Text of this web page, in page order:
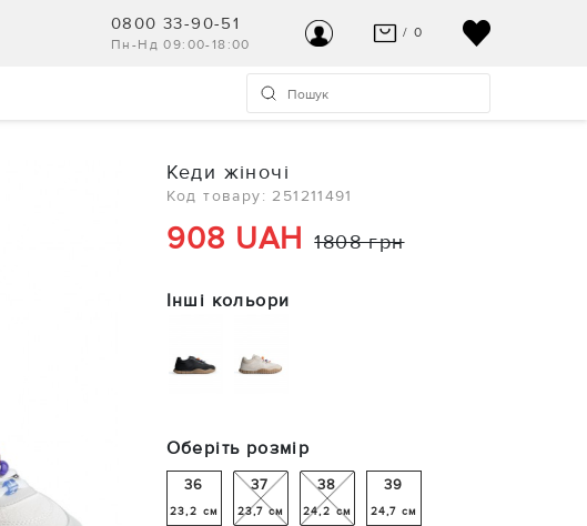
0800 33-90-51
Пн-Нд 09:00-18:00
/ 0
ВАШ КОШИК ПУСТИЙ
ПЕРЕГЛЯНУТИ
Кеди жіночі
Код товару: 251211491
908 UAH 1808 грн
Інші кольори
Оберіть розмір
36
23,2 см
37
23,7 см
38
24,2 см
39
24,7 см